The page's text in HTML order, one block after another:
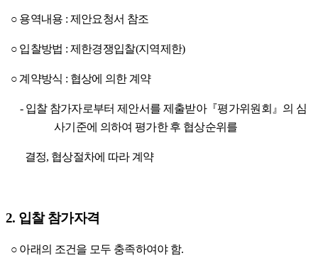
○ 용역내용 : 제안요청서 참조
○ 입찰방법 : 제한경쟁입찰(지역제한)
○계약방식 : 협상에 의한 계약
- 입찰 참가자로부터 제안서를 제출받아『평가위원회 』 의 심
사기준에 의하여 평가한 후 협상순위를
결정, 협상절차에 따라 계약
2. 입찰 참가자격
○ 아래의 조건을 모두 충족하여야 함.